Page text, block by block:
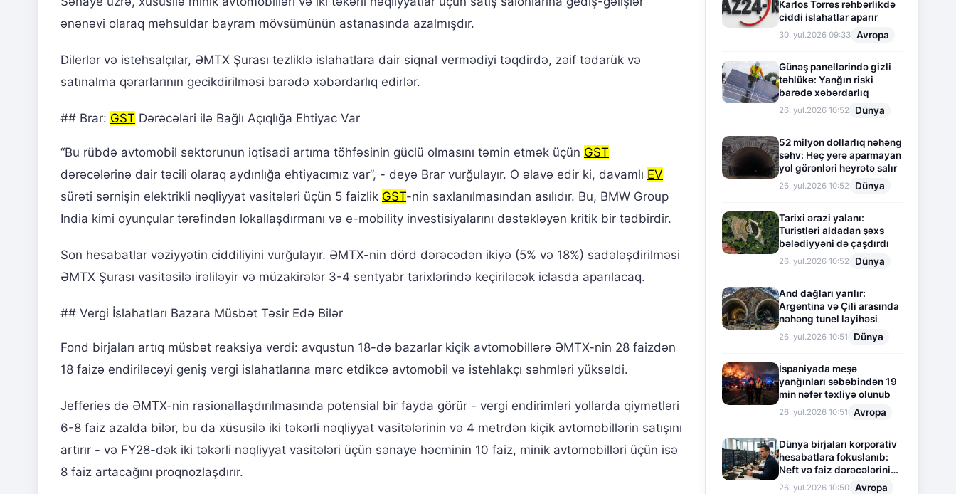
ənənəvi olaraq məhsuldar bayram mövsümünün astanasında azalmışdır.
Dilerlər və istehsalçılar, ƏMTX Şurası tezliklə islahatlara dair siqnal vermədiyi təqdirdə, zəif tədarük və
satınalma qərarlarının gecikdirilməsi barədə xəbərdarlıq edirlər.
## Brar: GST Dərəcələri ilə Bağlı Açıqlığa Ehtiyac Var
“Bu rübdə avtomobil sektorunun iqtisadi artıma töhfəsinin güclü olmasını təmin etmək üçün GST
dərəcələrinə dair təcili olaraq aydınlığa ehtiyacımız var”, - deyə Brar vurğulayır. O əlavə edir ki, davamlı EV
sürəti sərnişin elektrikli nəqliyyat vasitələri üçün 5 faizlik GST-nin saxlanılmasından asılıdır. Bu, BMW Group
India kimi oyunçular tərəfindən lokallaşdırmanı və e-mobility investisiyalarını dəstəkləyən kritik bir tədbirdir.
Son hesabatlar vəziyyətin ciddiliyini vurğulayır. ƏMTX-nin dörd dərəcədən ikiyə (5% və 18%) sadələşdirilməsi
ƏMTX Şurası vasitəsilə irəliləyir və müzakirələr 3-4 sentyabr tarixlərində keçiriləcək iclasda aparılacaq.
## Vergi İslahatları Bazara Müsbət Təsir Edə Bilər
Fond birjaları artıq müsbət reaksiya verdi: avqustun 18-də bazarlar kiçik avtomobillərə ƏMTX-nin 28 faizdən
18 faizə endiriləcəyi geniş vergi islahatlarına mərc etdikcə avtomobil və istehlakçı səhmləri yüksəldi.
Jefferies də ƏMTX-nin rasionallaşdırılmasında potensial bir fayda görür - vergi endirimləri yollarda qiymətləri
6-8 faiz azalda bilər, bu da xüsusilə iki təkərli nəqliyyat vasitələrinin və 4 metrdən kiçik avtomobillərin satışını
artırır - və FY28-dək iki təkərli nəqliyyat vasitələri üçün sənaye həcminin 10 faiz, minik avtomobilləri üçün isə
8 faiz artacağını proqnozlaşdırır.
Karlos Torres rəhbərlikdə
ciddi islahatlar aparır
30.İyul.2026 09:33 Avropa
Günəş panellərində gizli
təhlükə: Yanğın riski
barədə xəbərdarlıq
26.İyul.2026 10:52 Dünya
52 milyon dollarlıq nəhəng
səhv: Heç yerə aparmayan
yol görənləri heyrətə salır
26.İyul.2026 10:52 Dünya
Tarixi ərazi yalanı:
Turistləri aldadan şəxs
bələdiyyəni də çaşdırdı
26.İyul.2026 10:52 Dünya
And dağları yarılır:
Argentina və Çili arasında
nəhəng tunel layihəsi
26.İyul.2026 10:51 Dünya
İspaniyada meşə
yanğınları səbəbindən 19
min nəfər təxliyə olunub
26.İyul.2026 10:51 Avropa
Dünya birjaları korporativ
hesabatlara fokuslanıb:
Neft və faiz dərəcələrinin
təsiri altında cari vəziyyət
26.İyul.2026 10:50 Avropa